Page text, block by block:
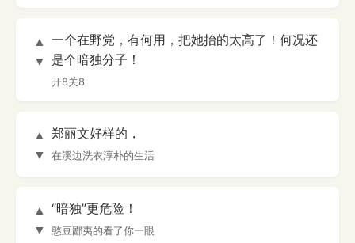
▲
▼
一个在野党，有何用，把她抬的太高了！何况还
是个暗独分子！
开8关8
▲
▼
郑丽文好样的，
在溪边洗衣淳朴的生活
▲
▼
“暗独”更危险！
憨豆鄙夷的看了你一眼